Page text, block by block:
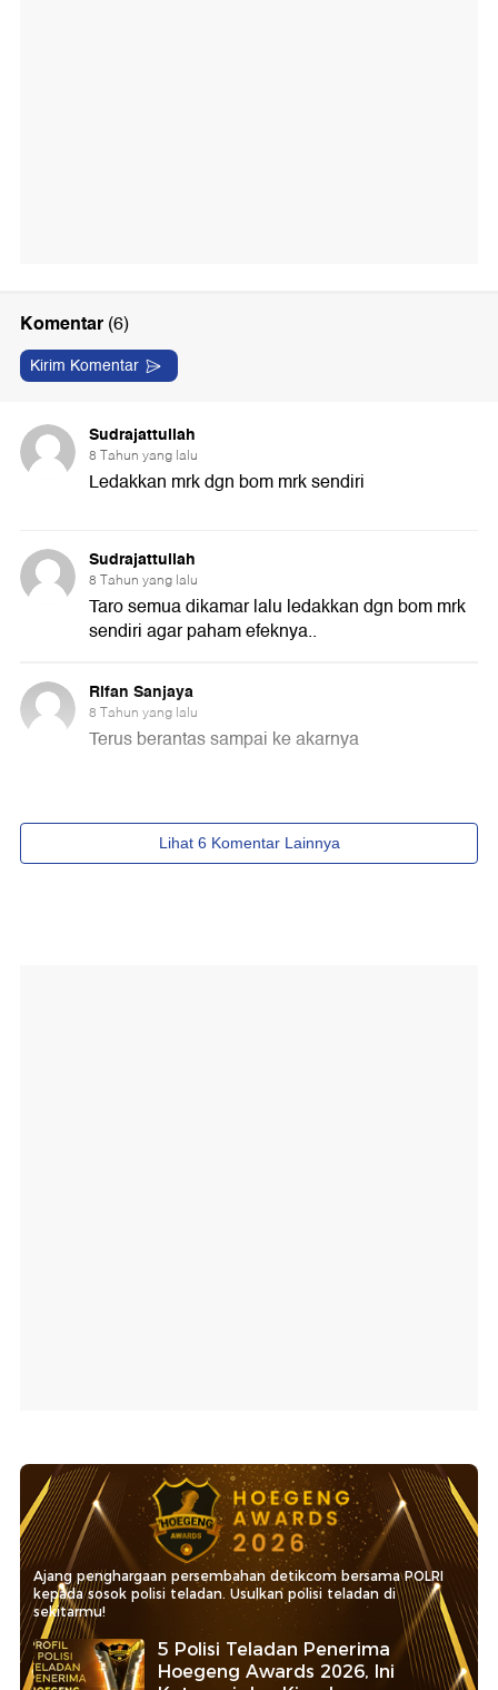
Ajang penghargaan persembahan detikcom bersama POLRI
kepada sosok polisi teladan. Usulkan polisi teladan di
sekitarmu!
5 Polisi Teladan Penerima
Hoegeng Awards 2026, Ini